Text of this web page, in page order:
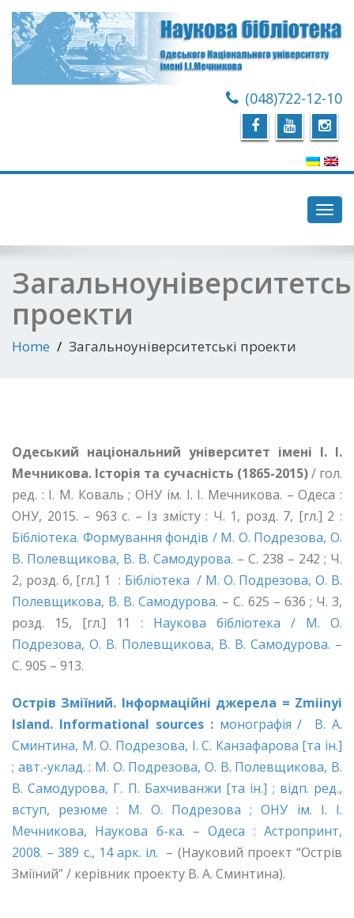
(048)722-12-10
проекти
Home Загальноуніверситетські проекти
Одеський національний університет імені І. І.
Мечникова. Історія та сучасність (1865-2015)/ гол.
ред. : І. М. Коваль ; ОНУ ім. І. І. Мечникова. – Одеса :
ОНУ, 2015. – 963 с. – Із змісту : Ч. 1, розд. 7, [гл.] 2 :
Бібліотека. Формування фондів / М. О. Подрезова, О.
В. Полевщикова, В. В. Самодурова. – С. 238 – 242 ; Ч.
2, розд. 6, [гл.] 1 : Бібліотека / М. О. Подрезова, О. В.
Полевщикова, В. В. Самодурова. – С. 625 – 636 ; Ч. 3,
розд. 15, [гл.] 11 : Наукова бібліотека / М. О.
Подрезова, О. В. Полевщикова, В. В. Самодурова. –
С. 905 – 913.
Острів Зміїний. Інформаційні джерела = Zmiinyi
Island. Informational sources : монографія / В. А.
Сминтина, М. О. Подрезова, І. С. Канзафарова [та ін.]
; авт.-уклад. : М. О. Подрезова, О. В. Полевщикова, В.
В. Самодурова, Г. П. Бахчиванжи [та ін.] ; відп. ред.,
вступ, резюме : М. О. Подрезова ; ОНУ ім. І. І.
Мечникова, Наукова б-ка. – Одеса : Астропринт,
2008. – 389 с., 14 арк. іл. – (Науковий проект “Острів
Зміїний” / керівник проекту В. А. Сминтина).